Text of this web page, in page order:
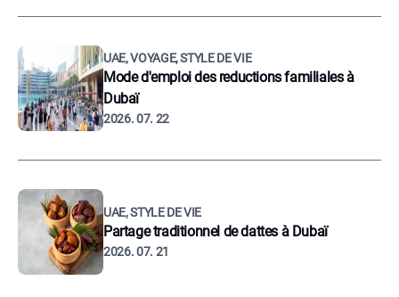
UAE, VOYAGE, STYLE DE VIE
Mode d'emploi des reductions familiales à
Dubaï
2026. 07. 22
UAE, STYLE DE VIE
Partage traditionnel de dattes à Dubaï
2026. 07. 21